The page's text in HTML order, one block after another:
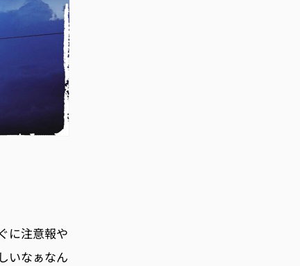
に注意報や
いなぁなん